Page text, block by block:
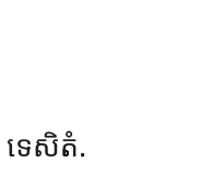
ទេសិតំ.